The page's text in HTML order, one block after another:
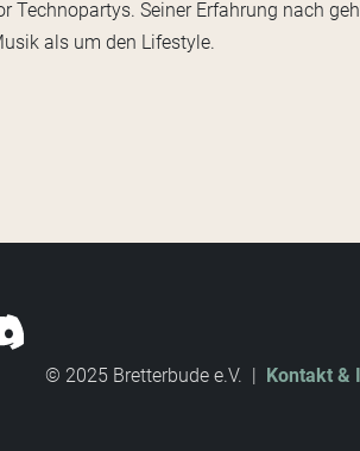
Technopartys. Seiner Erfahrung nach
als um den Lifestyle.
© 2025 Bretterbude e.V. | Kontakt &